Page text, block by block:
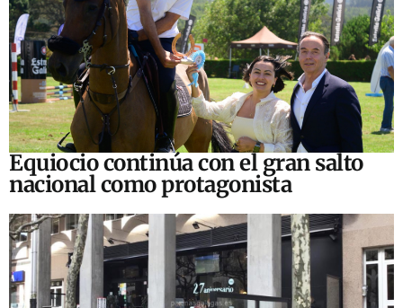
Equiocio continúa con el gran salto
nacional como protagonista